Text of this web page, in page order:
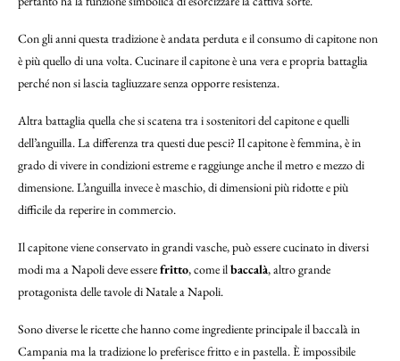
Con gli anni questa tradizione è andata perduta e il consumo di capitone non
è più quello di una volta. Cucinare il capitone è una vera e propria battaglia
perché non si lascia tagliuzzare senza opporre resistenza.
Altra battaglia quella che si scatena tra i sostenitori del capitone e quelli
dell’anguilla. La differenza tra questi due pesci? Il capitone è femmina, è in
grado di vivere in condizioni estreme e raggiunge anche il metro e mezzo di
dimensione. L’anguilla invece è maschio, di dimensioni più ridotte e più
difficile da reperire in commercio.
Il capitone viene conservato in grandi vasche, può essere cucinato in diversi
modi ma a Napoli deve esserefritto, come ilbaccalà, altro grande
protagonista delle tavole di Natale a Napoli.
Sono diverse le ricette che hanno come ingrediente principale il baccalà in
Campania ma la tradizione lo preferisce fritto e in pastella. È impossibile